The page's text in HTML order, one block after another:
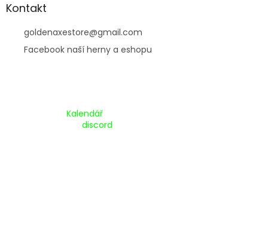
Kontakt
goldenaxestore@gmail.com
Facebook naší herny a eshopu
Kalendář
discord